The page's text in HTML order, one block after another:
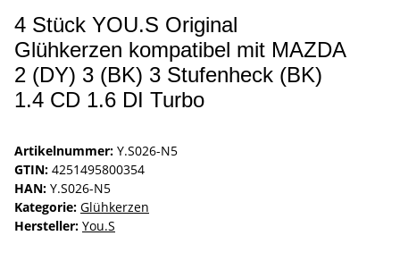
4 Stück YOU.S Original
Glühkerzen kompatibel mit MAZDA
2 (DY) 3 (BK) 3 Stufenheck (BK)
1.4 CD 1.6 DI Turbo
Artikelnummer: Y.S026-N5
GTIN: 4251495800354
HAN: Y.S026-N5
Kategorie: Glühkerzen
Hersteller: You.S